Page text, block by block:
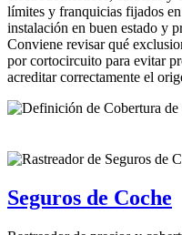
límites y franquicias fijados
instalación en buen estado y
Conviene revisar qué
por cortocircuito para evitar
acreditar correctamente el
Seguros de Coche